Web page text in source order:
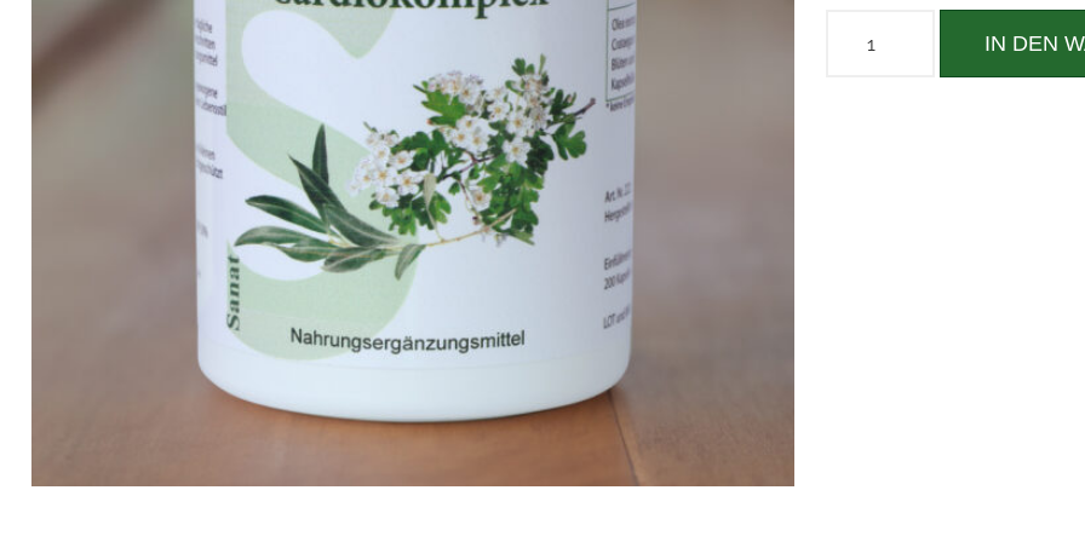
IN DEN